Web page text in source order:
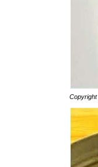
Copyright